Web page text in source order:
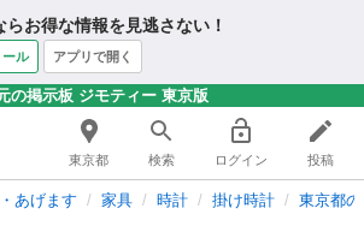
らお得な情報を見逃さない！
ール アプリで開く
の掲示板 ジモティー 東京版
東京都 検索 ログイン 投稿
あげます 家具 時計 掛け時計 東京都